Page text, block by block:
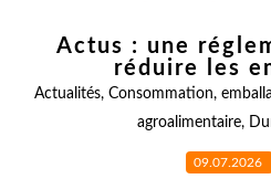
Actus : une
réduire les
Actualités, Consommation,
agroalimentaire,
09.07.2026